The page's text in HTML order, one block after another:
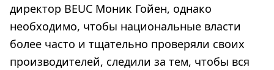
директор BEUC Моник Гойен, однако
необходимо, чтобы национальные власти
более часто и тщательно проверяли своих
производителей, следили за тем, чтобы вся